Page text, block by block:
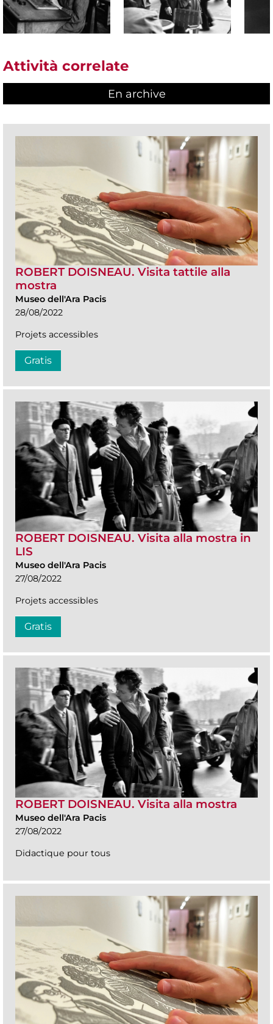
Attività correlate
En archive
ROBERT DOISNEAU. Visita tattile alla
mostra
Museo dell'Ara Pacis
28/08/2022
Projets accessibles
Gratis
ROBERT DOISNEAU. Visita alla mostra in
LIS
Museo dell'Ara Pacis
27/08/2022
Projets accessibles
Gratis
ROBERT DOISNEAU. Visita alla mostra
Museo dell'Ara Pacis
27/08/2022
Didactique pour tous